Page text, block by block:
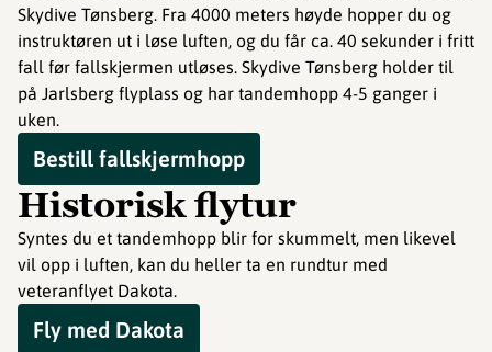
Skydive Tønsberg. Fra 4000 meters høyde hopper du og
instruktøren ut i løse luften, og du får ca. 40 sekunder i fritt
fall før fallskjermen utløses. Skydive Tønsberg holder til
på Jarlsberg flyplass og har tandemhopp 4-5 ganger i
uken.
Bestill fallskjermhopp
Historisk flytur
Syntes du et tandemhopp blir for skummelt, men likevel
vil opp i luften, kan du heller ta en rundtur med
veteranflyet Dakota.
Fly med Dakota